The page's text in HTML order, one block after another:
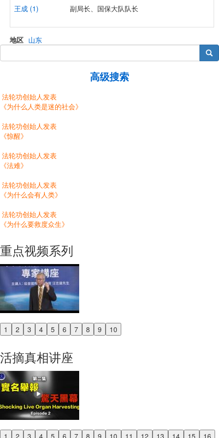
王成 (1) 副局长、国保大队队长
地区 山东
搜索
高级搜索
法轮功创始人发表
《为什么人类是迷的社会》
法轮功创始人发表
《惊醒》
法轮功创始人发表
《法难》
法轮功创始人发表
《为什么会有人类》
法轮功创始人发表
《为什么要救度众生》
重点视频系列
1 2 3 4 5 6 7 8 9 10
Previous
活摘真相讲座
1 2 3 4 5 6 7 8 9 10 11 12 13 14 15
16